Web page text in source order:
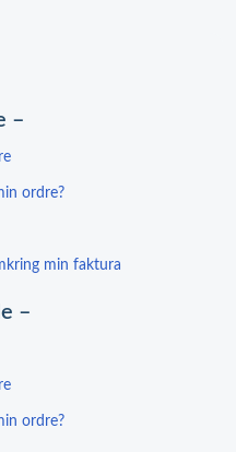
–
ordre?
min faktura
–
ordre?